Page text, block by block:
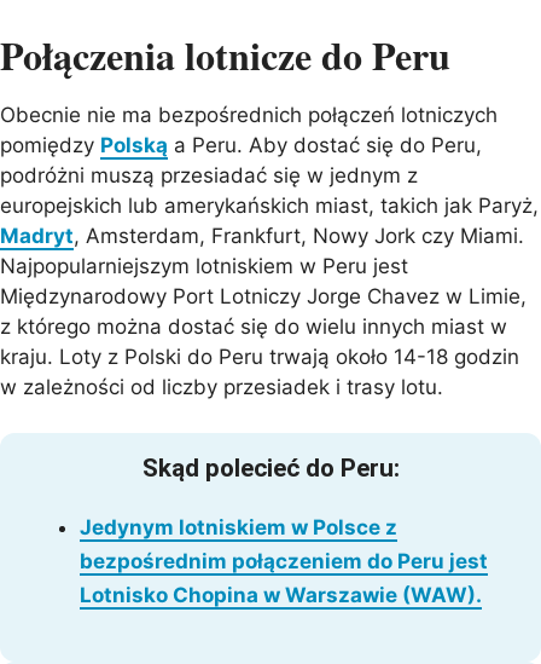
Połączenia lotnicze do Peru
Obecnie nie ma bezpośrednich połączeń lotniczych
pomiędzy Polską a Peru. Aby dostać się do Peru,
podróżni muszą przesiadać się w jednym z
europejskich lub amerykańskich miast, takich jak Paryż,
Madryt, Amsterdam, Frankfurt, Nowy Jork czy Miami.
Najpopularniejszym lotniskiem w Peru jest
Międzynarodowy Port Lotniczy Jorge Chavez w Limie,
z którego można dostać się do wielu innych miast w
kraju. Loty z Polski do Peru trwają około 14-18 godzin
w zależności od liczby przesiadek i trasy lotu.
Skąd polecieć do Peru:
Jedynym lotniskiem w Polsce z
bezpośrednim połączeniem do Peru jest
Lotnisko Chopina w Warszawie (WAW).